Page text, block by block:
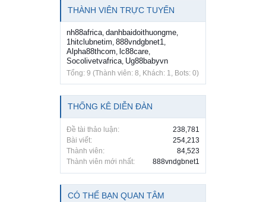
THÀNH VIÊN TRỰC TUYẾN
nh88africa danhbaidoithuongme
1hitclubnetim 888vndgbnet1
Alpha88thcom lc88care
Socolivetvafrica Ug88babyvn
Tổng: 9 (Thành viên: 8, Khách: 1, Bots: 0)
THỐNG KÊ DIỄN ĐÀN
Đề tài thảo luận:
238,781
Bài viết:
254,213
Thành viên:
84,523
Thành viên mới nhất:
888vndgbnet1
CÓ THỂ BẠN QUAN TÂM